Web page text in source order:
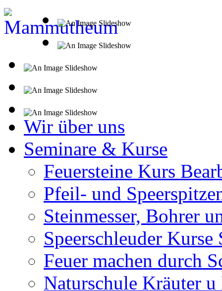
Wir über uns
Seminare & Kurse
Feuersteine Kurs
Pfeil- und
Steinmesser, Bohrer
Speerschleuder Kurse
Feuer machen durch
Naturschule Kräuter